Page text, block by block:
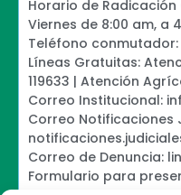
Horario de
Viernes de 8:00 am, a
Teléfono conmutador:
Líneas Gratuitas:
119633 | Atención
Correo Institucional:
Correo Notificaciones
Correo de Denuncia:
Formulario para